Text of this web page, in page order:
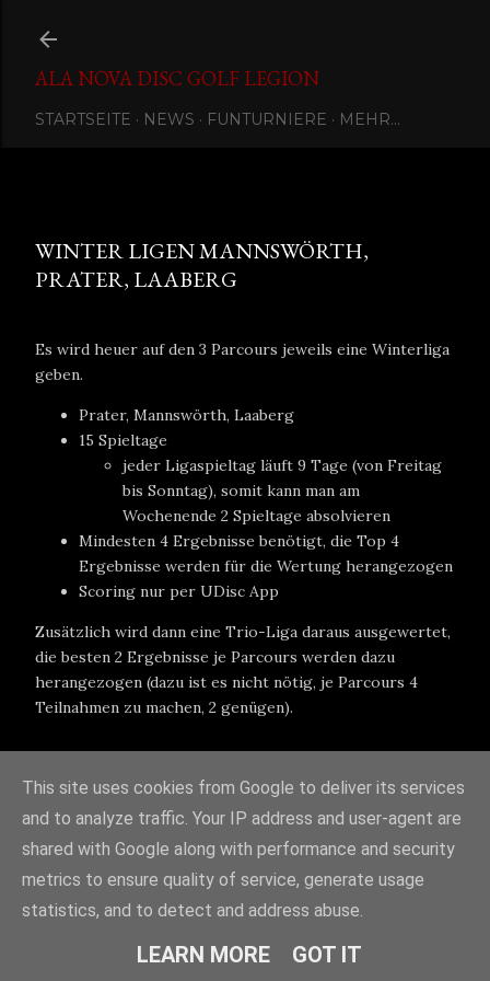
ALA NOVA DISC GOLF LEGION
STARTSEITE NEWS FUNTURNIERE MEHR…
WINTER LIGEN MANNSWÖRTH,
PRATER, LAABERG
Es wird heuer auf den 3 Parcours jeweils eine Winterliga
geben.
Prater, Mannswörth, Laaberg
15 Spieltage
jeder Ligaspieltag läuft 9 Tage (von Freitag
bis Sonntag), somit kann man am
Wochenende 2 Spieltage absolvieren
Mindesten 4 Ergebnisse benötigt, die Top 4
Ergebnisse werden für die Wertung herangezogen
Scoring nur per UDisc App
Zusätzlich wird dann eine Trio-Liga daraus ausgewertet,
die besten 2 Ergebnisse je Parcours werden dazu
herangezogen (dazu ist es nicht nötig, je Parcours 4
Teilnahmen zu machen, 2 genügen).
Weitere Details folgen aufPutterfly.at- Stay tuned!
This site uses cookies from Google to deliver its services
and to analyze traffic. Your IP address and user-agent are
shared with Google along with performance and security
metrics to ensure quality of service, generate usage
statistics, and to detect and address abuse.
LEARN MORE GOT IT